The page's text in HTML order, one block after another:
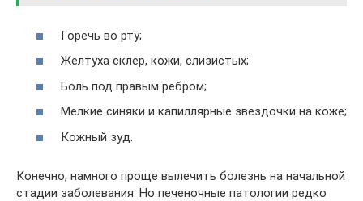
Горечь во рту;
Желтуха склер, кожи, слизистых;
Боль под правым ребром;
Мелкие синяки и капиллярные звездочки на коже;
Кожный зуд.
Конечно, намного проще вылечить болезнь на начальной
стадии заболевания. Но печеночные патологии редко